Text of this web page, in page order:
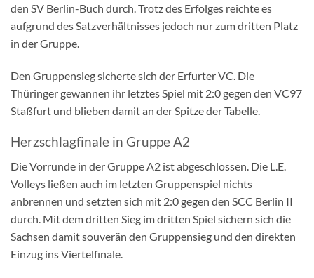
den SV Berlin-Buch durch. Trotz des Erfolges reichte es
aufgrund des Satzverhältnisses jedoch nur zum dritten Platz
in der Gruppe.
Den Gruppensieg sicherte sich der Erfurter VC. Die
Thüringer gewannen ihr letztes Spiel mit 2:0 gegen den VC97
Staßfurt und blieben damit an der Spitze der Tabelle.
Herzschlagfinale in Gruppe A2
Die Vorrunde in der Gruppe A2 ist abgeschlossen. Die L.E.
Volleys ließen auch im letzten Gruppenspiel nichts
anbrennen und setzten sich mit 2:0 gegen den SCC Berlin II
durch. Mit dem dritten Sieg im dritten Spiel sichern sich die
Sachsen damit souverän den Gruppensieg und den direkten
Einzug ins Viertelfinale.